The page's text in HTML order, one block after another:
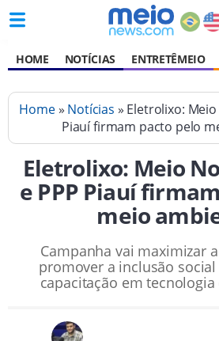
HOME NOTÍCIAS ENTRETÊMEIO
Home» Notícias » Eletrolixo:
Piauí firmam pacto pelo
Eletrolixo: Meio
e PPP Piauí
meio
Campanha vai maximizar
promover a inclusão
capacitação em